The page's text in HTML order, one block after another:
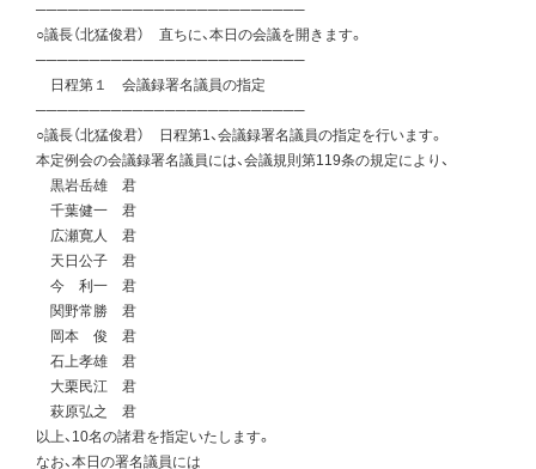
─────────────────────────
○議長（北猛俊君） 直ちに、本日の会議を開きます。
─────────────────────────
日程第１ 会議録署名議員の指定
─────────────────────────
○議長（北猛俊君） 日程第1、会議録署名議員の指定を行います。
本定例会の会議録署名議員には、会議規則第119条の規定により、
黒岩岳雄 君
千葉健一 君
広瀬寛人 君
天日公子 君
今 利一 君
関野常勝 君
岡本 俊 君
石上孝雄 君
大栗民江 君
萩原弘之 君
以上、10名の諸君を指定いたします。
なお、本日の署名議員には